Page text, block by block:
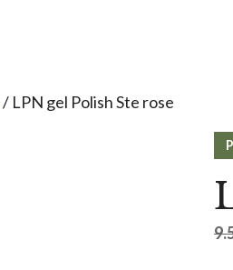
/ LPN gel Polish Ste rose